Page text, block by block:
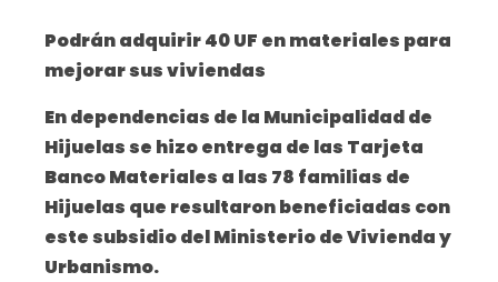
Podrán adquirir 40 UF en materiales para
mejorar sus viviendas
En dependencias de la Municipalidad de
Hijuelas se hizo entrega de las Tarjeta
Banco Materiales a las 78 familias de
Hijuelas que resultaron beneficiadas con
este subsidio del Ministerio de Vivienda y
Urbanismo.